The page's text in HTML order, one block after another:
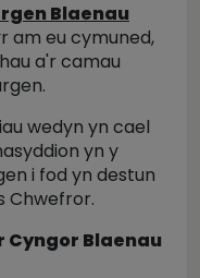
Blaenau
am eu cymuned,
a'r camau
wedyn yn cael
yn y
i fod yn destun
Chwefror.
Blaenau